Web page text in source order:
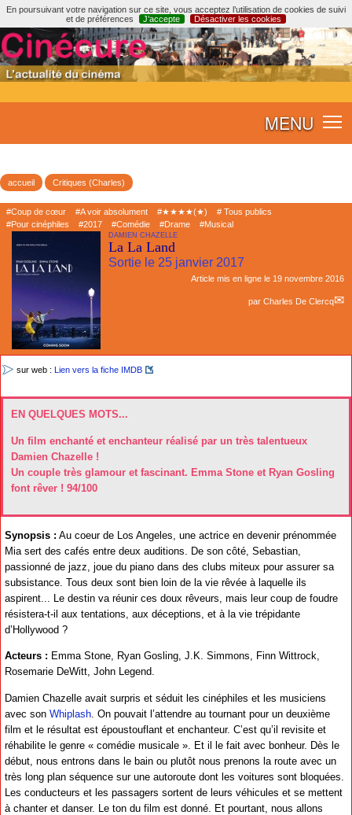
En poursuivant votre navigation sur ce site, vous acceptez l’utilisation de cookies de suivi
et de préférences
J’accepte Désactiver les cookies
MENU
accueil Critiques (Charles)
#Coup de cœur #A voir absolument #★★★★(★)
# Tous publics
#Pour cinéphiles
#2017 #Comédie #Drame #Musical
DAMIEN CHAZELLE
La La Land
Sortie le 25 janvier 2017
Article mis en ligne le 19 novembre 2016
par Charles De Clercq
EN QUELQUES MOTS...
Un film enchanté et enchanteur réalisé par un très talentueux
Damien Chazelle !
Un couple très glamour et fascinant. Emma Stone et Ryan Gosling
font rêver ! 94/100
sur web : Lien vers la fiche IMDB
Synopsis : Au coeur de Los Angeles, une actrice en devenir prénommée
Mia sert des cafés entre deux auditions. De son côté, Sebastian,
passionné de jazz, joue du piano dans des clubs miteux pour assurer sa
subsistance. Tous deux sont bien loin de la vie rêvée à laquelle ils
aspirent... Le destin va réunir ces doux rêveurs, mais leur coup de foudre
résistera-t-il aux tentations, aux déceptions, et à la vie trépidante
d’Hollywood ?
Acteurs : Emma Stone, Ryan Gosling, J.K. Simmons, Finn Wittrock,
Rosemarie DeWitt, John Legend.
Damien Chazelle avait surpris et séduit les cinéphiles et les musiciens
avec son Whiplash . On pouvait l’attendre au tournant pour un deuxième
film et le résultat est époustouflant et enchanteur. C’est qu’il revisite et
réhabilite le genre « comédie musicale ». Et il le fait avec bonheur. Dès le
début, nous entrons dans le bain ou plutôt nous prenons la route avec un
très long plan séquence sur une autoroute dont les voitures sont bloquées.
Les conducteurs et les passagers sortent de leurs véhicules et se mettent
à chanter et danser. Le ton du film est donné. Et pourtant, nous allons